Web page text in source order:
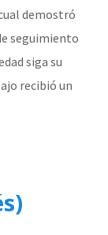
demostró
seguimiento
siga su
recibió un